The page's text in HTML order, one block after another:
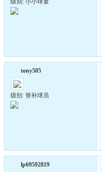
级别: 小小球童
tony505
级别: 替补球员
lp69592819